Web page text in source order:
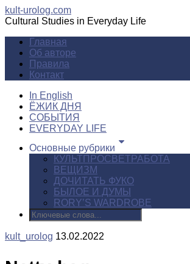
kult-urolog.com
Cultural Studies in Everyday Life
Главная
Об авторе
Правила
Контакт
In English
ЁЖИК ДНЯ
СОБЫТИЯ
EVERYDAY LIFE
Основные рубрики
КУЛЬТПРОСВЕТРАБОТА
ВЕЩИЗМ
ДОЧИТАТЬ ФУКО
БЫЛОЕ И ДУМЫ
RORY’S WARDROBE
kult_urolog 13.02.2022